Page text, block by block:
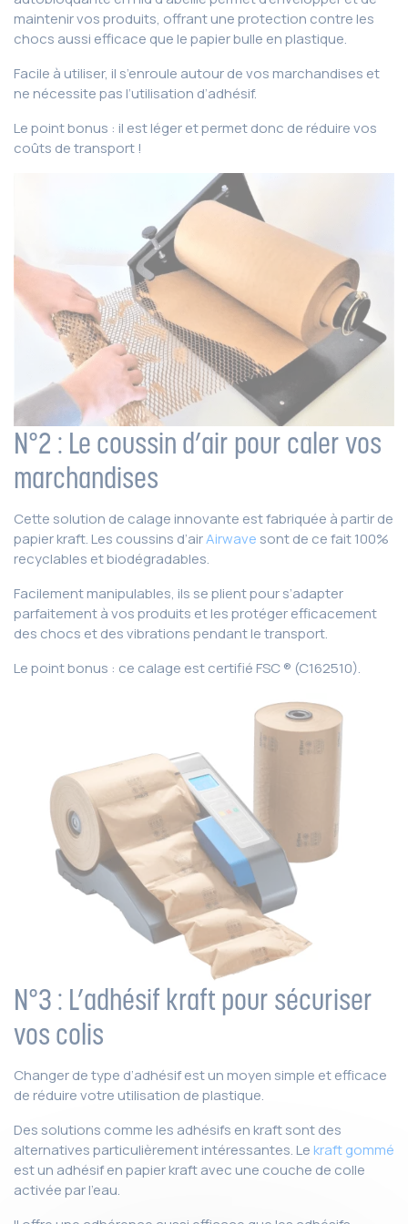
maintenir vos produits, offrant une protection contre les
chocs aussi efficace que le papier bulle en plastique.
Facile à utiliser, il s’enroule autour de vos marchandises et
ne nécessite pas l’utilisation d’adhésif.
Le point bonus : il est léger et permet donc de réduire vos
coûts de transport !
N°2 : Le coussin d’air pour caler vos
marchandises
Cette solution de calage innovante est fabriquée à partir de
papier kraft. Les coussins d’airAirwave sont de ce fait 100%
recyclables et biodégradables.
Facilement manipulables, ils se plient pour s’adapter
parfaitement à vos produits et les protéger efficacement
des chocs et des vibrations pendant le transport.
Le point bonus : ce calage est certifié FSC ® (C162510).
N°3 : L’adhésif kraft pour sécuriser
vos colis
Changer de type d’adhésif est un moyen simple et efficace
de réduire votre utilisation de plastique.
Des solutions comme les adhésifs en kraft sont des
alternatives particulièrement intéressantes. Le kraft gommé
est un adhésif en papier kraft avec une couche de colle
activée par l’eau.